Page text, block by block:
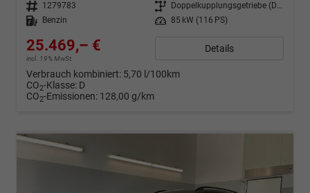
Fahrzeugnr. 1279783 Getriebe
Doppelkupplungsgetriebe (DSG)
Kraftstoff
Benzin Leistung 85 kW (116 PS)
25.469,– €
incl. 19% MwSt.
Details
Verbrauch kombiniert: 5,70 l/100km
CO2-Klasse: D
CO2-Emissionen: 128,00 g/km